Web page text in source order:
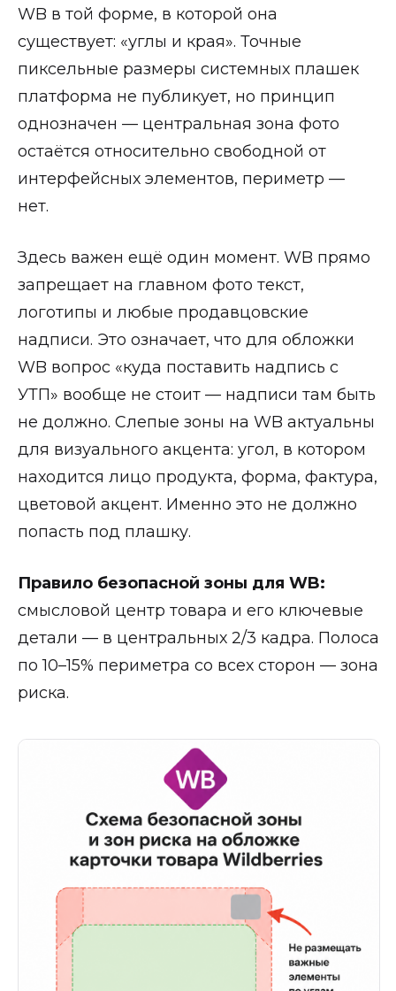
WB в той форме, в которой она
существует: «углы и края». Точные
пиксельные размеры системных плашек
платформа не публикует, но принцип
однозначен — центральная зона фото
остаётся относительно свободной от
интерфейсных элементов, периметр —
нет.
Здесь важен ещё один момент. WB прямо
запрещает на главном фото текст,
логотипы и любые продавцовские
надписи. Это означает, что для обложки
WB вопрос «куда поставить надпись с
УТП» вообще не стоит — надписи там быть
не должно. Слепые зоны на WB актуальны
для визуального акцента: угол, в котором
находится лицо продукта, форма, фактура,
цветовой акцент. Именно это не должно
попасть под плашку.
Правило безопасной зоны для WB:
смысловой центр товара и его ключевые
детали — в центральных 2/3 кадра. Полоса
по 10–15% периметра со всех сторон — зона
риска.